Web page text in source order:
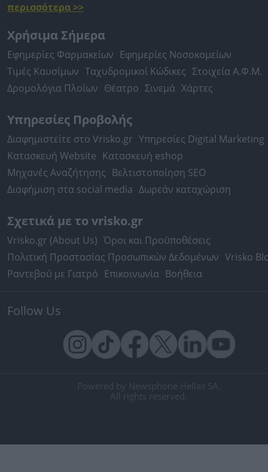
περισσότερα >>
Χρήσιμα Σήμερα
Εφημερίες Φαρμακείων Εφημερίες Νοσοκομείων
Τιμές Καυσίμων Ταχυδρομικοί Κώδικες Στοιχεία Α.Φ.Μ.
Δρομολόγια Πλοίων Θέατρο Σινεμά Χάρτες
Υπηρεσίες Προβολής
Διαφημιστείτε στο Vrisko.gr Υπηρεσίες Digital Marketing
Κατασκευή Website Κατασκευή eshop
Μηχανές Αναζήτησης Βελτιστοποίηση SEO
Διαφήμιση στα social media Δωρεάν καταχώριση
Σχετικά με το vrisko.gr
Vrisko.gr (About Us) Όροι και Προϋποθέσεις
Πολιτική Προστασίας Προσωπικών Δεδομένων Vrisko
Ραντεβού με Γιατρό Επικοινωνία Βοήθεια
Follow Us
Powered by Newsphone Hellas SA.
All rights reserved.